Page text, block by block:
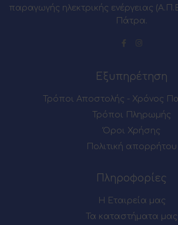
παραγωγής ηλεκτρικής ενέργειας
Πάτρα.
Εξυπηρέτηση
Τρόποι Αποστολής - Χρόνος
Τρόποι Πληρωμής
Όροι Χρήσης
Πολιτική απορρήτου
Πληροφορίες
Η Εταιρεία μας
Τα καταστήματα μας